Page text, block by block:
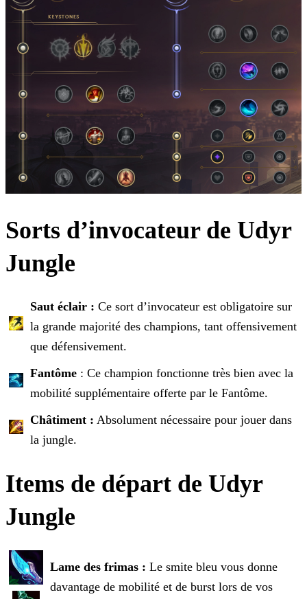
Sorts d’invocateur de Udyr
Jungle
Saut éclair : Ce sort d’invocateur est obligatoire sur
la grande majorité des champions, tant offensivement
que défensivement.
Fantôme : Ce champion fonctionne très bien avec la
mobilité supplémentaire offerte par le Fantôme.
Châtiment : Absolument nécessaire pour jouer dans
la jungle.
Items de départ de Udyr
Jungle
Lame des frimas : Le smite bleu vous donne
davantage de mobilité et de burst lors de vos